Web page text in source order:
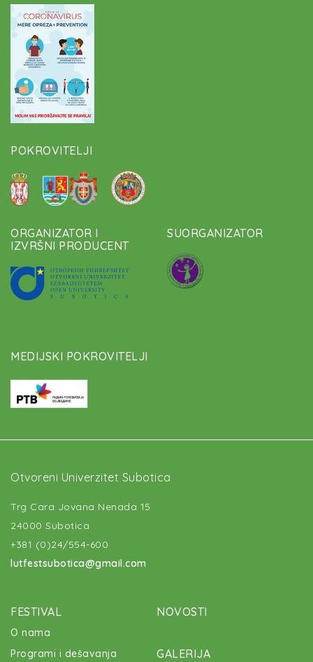
POKROVITELJI
ORGANIZATOR I
IZVRŠNI PRODUCENT
SUORGANIZATOR
MEDIJSKI POKROVITELJI
Otvoreni Univerzitet Subotica
Trg Cara Jovana Nenada 15
24000 Subotica
+381 (0)24/554-600
lutfestsubotica@gmail.com
FESTIVAL
O nama
Programi i dešavanja
NOVOSTI
GALERIJA